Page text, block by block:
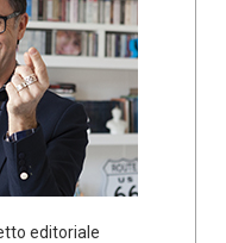
editoriale